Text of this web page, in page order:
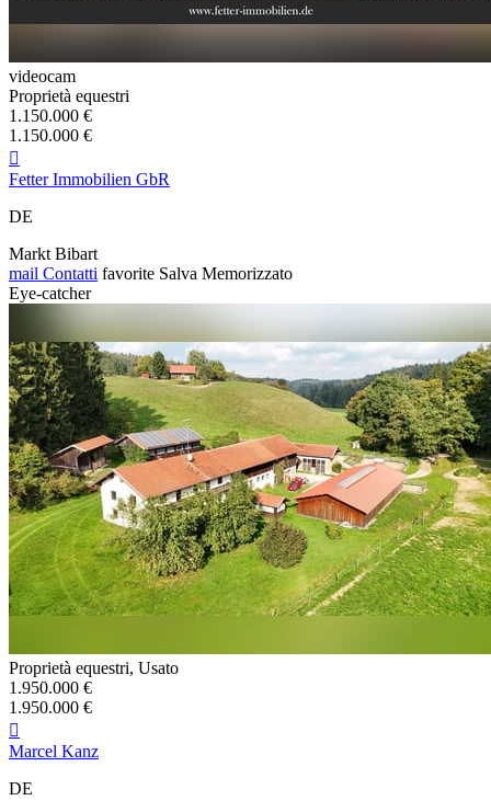
videocam
Proprietà equestri
1.150.000 €
1.150.000 €

Fetter Immobilien GbR
DE
Markt Bibart
mail Contatti favorite Salva Memorizzato
Eye-catcher
Proprietà equestri, Usato
1.950.000 €
1.950.000 €

Marcel Kanz
DE